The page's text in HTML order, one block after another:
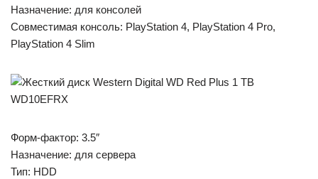
Назначение: для консолей
Совместимая консоль: PlayStation 4, PlayStation 4 Pro,
PlayStation 4 Slim
Форм-фактор: 3.5″
Назначение: для сервера
Тип: HDD